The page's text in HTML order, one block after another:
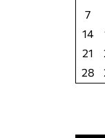
7
14
21
28